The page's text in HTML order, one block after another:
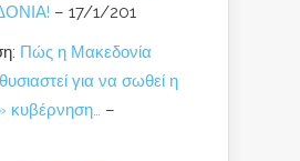
– 17/1/201
Πώς η Μακεδονία
για να σωθεί η
κυβέρνηση…
–